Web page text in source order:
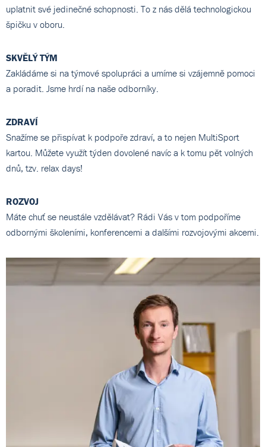
uplatnit své jedinečné schopnosti. To z nás dělá technologickou
špičku v oboru.
SKVĚLÝ TÝM
Zakládáme si na týmové spolupráci a umíme si vzájemně pomoci
a poradit. Jsme hrdí na naše odborníky.
ZDRAVÍ
Snažíme se přispívat k podpoře zdraví, a to nejen MultiSport
kartou. Můžete využít týden dovolené navíc a k tomu pět volných
dnů, tzv. relax days!
ROZVOJ
Máte chuť se neustále vzdělávat? Rádi Vás v tom podpoříme
odbornými školeními, konferencemi a dalšími rozvojovými akcemi.